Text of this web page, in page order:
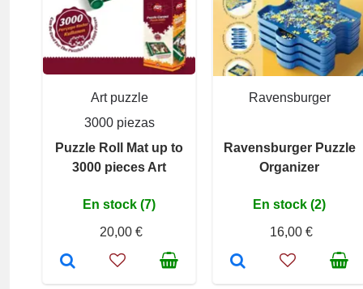
Art puzzle
3000 piezas
Puzzle Roll Mat up to
3000 pieces Art
En stock (7)
20,00 €
Ravensburger
Ravensburger Puzzle
Organizer
En stock (2)
16,00 €